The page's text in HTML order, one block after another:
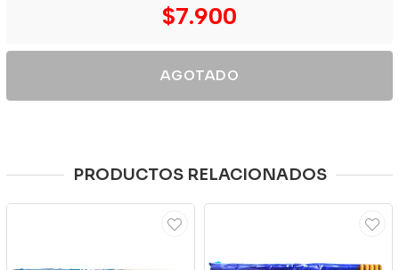
$7.900
AGOTADO
PRODUCTOS RELACIONADOS